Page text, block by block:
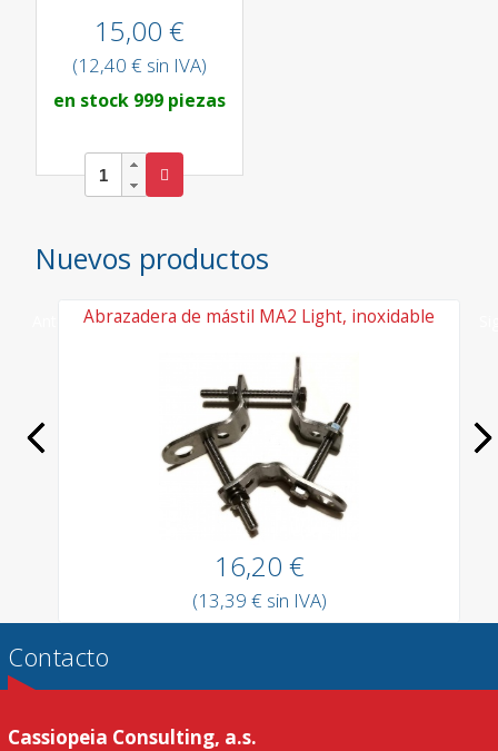
15,00 €
(12,40 € sin IVA)
en stock 999 piezas
Nuevos productos
Abrazadera de mástil MA2 Light, inoxidable
16,20 €
(13,39 € sin IVA)
Anterior
Contacto
Cassiopeia Consulting, a.s.